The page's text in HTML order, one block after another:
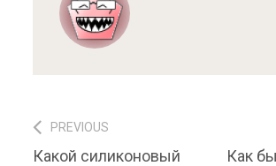
Навигация по записям
PREVIOUS
Previous post:
Какой силиконовый
Next
Как